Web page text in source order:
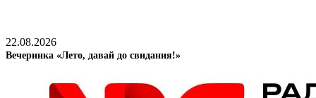
22.08.2026
Вечеринка «Лето, давай до свидания!»